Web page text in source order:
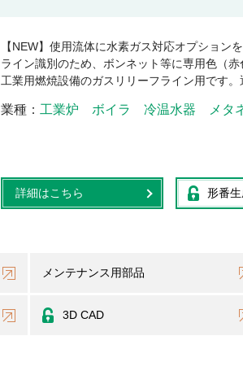
【NEW】使用流体に水素ガス対応オプション
ライン識別のため、ボンネット等に専用色（
工業用燃焼設備のガスリリーフライン用です
業種 工業炉 ボイラ 冷温水器 メタ
詳細はこちら 形番
メンテナンス用部品
3D CAD